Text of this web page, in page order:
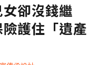
卻沒錢繼
護住「遺產